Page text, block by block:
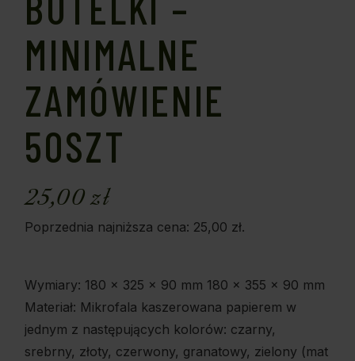
MINIMALNE
ZAMÓWIENIE
50SZT
25,00zł
Poprzednia najniższa cena: 25,00 zł.
Wymiary: 180 x 325 x 90 mm 180 x 355 x 90 mm
Materiał: Mikrofala kaszerowana papierem w
jednym z następujących kolorów: czarny,
srebrny, złoty, czerwony, granatowy, zielony (mat